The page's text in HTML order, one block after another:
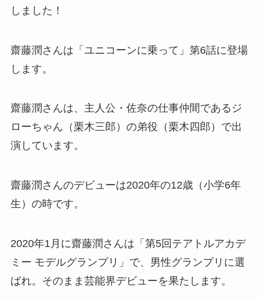
しました！
齋藤潤さんは「ユニコーンに乗って」第6話に登場
します。
齋藤潤さんは、主人公・佐奈の仕事仲間であるジ
ローちゃん（栗木三郎）の弟役（栗木四郎）で出
演しています。
齋藤潤さんのデビューは2020年の12歳（小学6年
生）の時です。
2020年1月に齋藤潤さんは「第5回テアトルアカデ
ミー モデルグランプリ」で、男性グランプリに選
ばれ。そのまま芸能界デビューを果たします。